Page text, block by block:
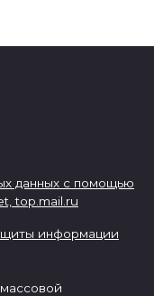
данных с помощью
top.mail.ru
информации